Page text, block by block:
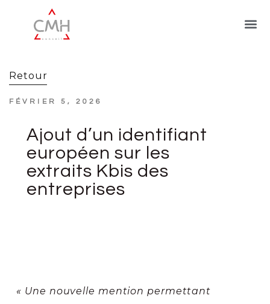
Retour
FÉVRIER 5, 2026
Ajout d’un identifiant
européen sur les
extraits Kbis des
entreprises
« Une nouvelle mention permettant